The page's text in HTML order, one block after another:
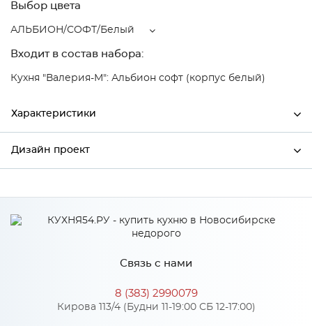
Выбор цвета
АЛЬБИОН/СОФТ/Белый
Входит в состав набора:
Кухня "Валерия-М": Альбион софт (корпус белый)
Характеристики
Ширина
Сурская мебель
АЛЬБИОН/СОФТ/Белый
МДФ
Дизайн проект
*
Связь с нами
8 (383) 2990079
Кирова 113/4 (Будни 11-19:00 СБ 12-17:00)